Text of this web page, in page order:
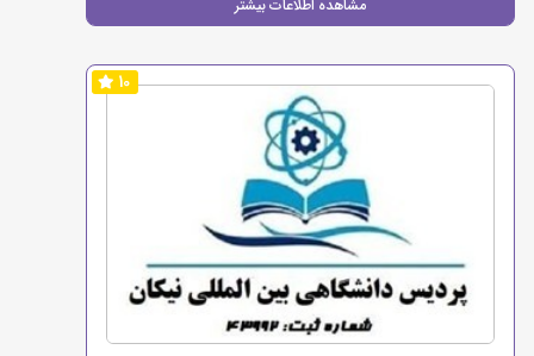
مشاهده اطلاعات بیشتر
10